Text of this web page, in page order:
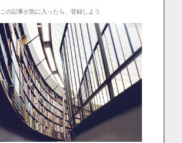
この記事が気に入ったら、登録しよう